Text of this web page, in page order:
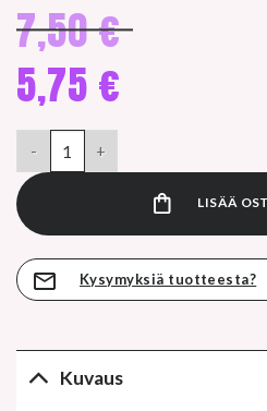
7,50€ hinta
5,75 €
hinta
on:
5,75 €.
LISÄÄ
Kysymyksiä tuotteesta?
Kuvaus